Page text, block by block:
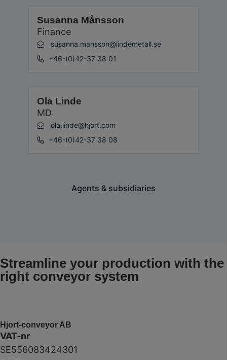
Agents & subsidiaries
Susanna Månsson
Finance
susanna.mansson@lindemetall.se
+46-(0)42-37 38 01
Ola Linde
MD
ola.linde@hjort.com
+46-(0)42-37 38 08
Streamline your production with the
right conveyor system
Hjort-conveyor AB
VAT-nr
SE556083424301